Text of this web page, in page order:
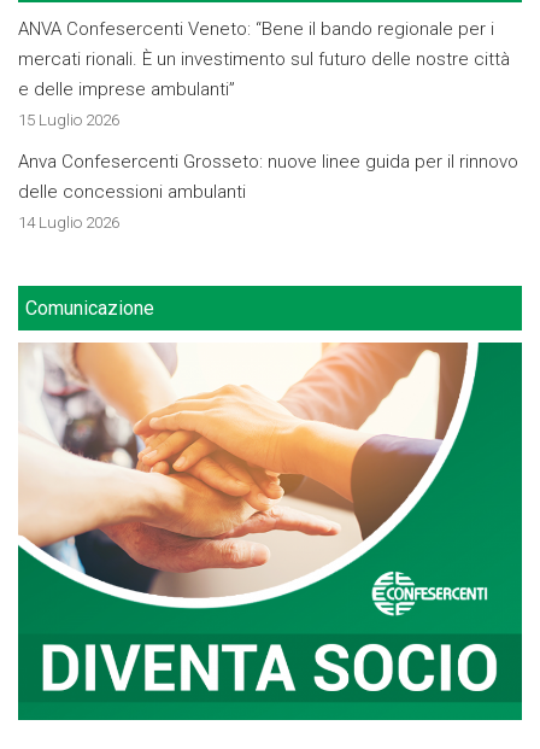
ANVA Confesercenti Veneto: “Bene il bando regionale per i
mercati rionali. È un investimento sul futuro delle nostre città
e delle imprese ambulanti”
15 Luglio 2026
Anva Confesercenti Grosseto: nuove linee guida per il rinnovo
delle concessioni ambulanti
14 Luglio 2026
Comunicazione